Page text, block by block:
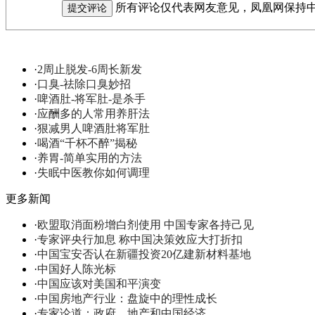
所有评论仅代表网友意见，凤凰网保持
·2周止脱发-6周长新发
·口臭-祛除口臭妙招
·啤酒肚-将军肚-是杀手
·应酬多的人常用养肝法
·狠减男人啤酒肚将军肚
·喝酒“千杯不醉”揭秘
·养胃-简单实用的方法
·失眠中医教你如何调理
更多新闻
·欧盟取消面粉增白剂使用 中国专家各持己见
·专家评央行加息 称中国决策效应大打折扣
·中国宝安否认在新疆投资20亿建新材料基地
·中国好人陈光标
·中国应该对美国和平演变
·中国房地产行业：盘旋中的理性成长